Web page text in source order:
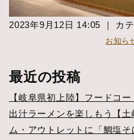
2023年9月12日 14:05 ｜ カテ
お知ら
最近の投稿
【岐阜県初上陸】フードコ
出汁ラーメンを楽しもう【
ム・アウトレットに「鯛塩